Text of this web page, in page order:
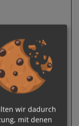
Next
100 %
21.09.26
wir dadurch
mit denen